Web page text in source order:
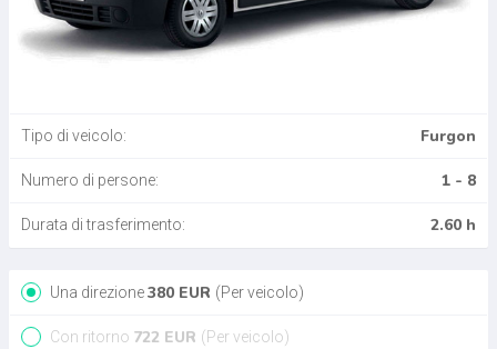
Tipo di veicolo: Furgon
Numero di persone: 1 - 8
Durata di trasferimento: 2.60 h
Una direzione380 EUR (Per veicolo)
Con ritorno 722 EUR (Per veicolo)